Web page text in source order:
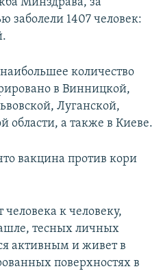
Минздрава, за
заболели 1407 человек:
количество
в Винницкой,
Луганской,
области, а также в Киеве.
вакцина против кори
человека к человеку,
тесных личных
активным и живет в
поверхностях в